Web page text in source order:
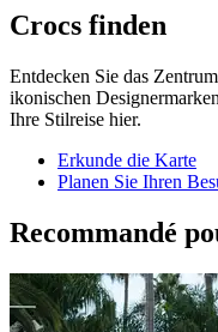
Crocs finden
Entdecken Sie das
ikonischen
Ihre Stilreise hier.
Erkunde die Karte
Planen Sie Ihren
Recommandé